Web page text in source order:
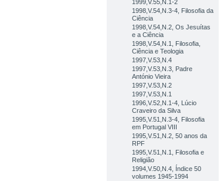
1999,V.55,N.1-2
1998,V.54,N.3-4, Filosofia da
Ciência
1998,V.54,N.2, Os Jesuítas
e a Ciência
1998,V.54,N.1, Filosofia,
Ciência e Teologia
1997,V.53,N.4
1997,V.53,N.3, Padre
António Vieira
1997,V.53,N.2
1997,V.53,N.1
1996,V.52,N.1-4, Lúcio
Craveiro da Silva
1995,V.51,N.3-4, Filosofia
em Portugal VIII
1995,V.51,N.2, 50 anos da
RPF
1995,V.51,N.1, Filosofia e
Religião
1994,V.50,N.4, Índice 50
volumes 1945-1994